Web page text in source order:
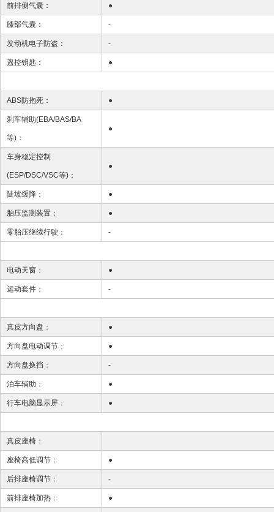
前排侧气囊： ●
膝部气囊： -
发动机电子防盗： -
遥控钥匙： ●
ABS防抱死： ●
刹车辅助(EBA/BAS/BA
等)：
●
车身稳定控制
(ESP/DSC/VSC等)：
●
陡坡缓降： ●
胎压监测装置： ●
零胎压继续行驶： -
电动天窗： ●
运动套件： -
真皮方向盘： ●
方向盘电动调节： ●
方向盘换挡： -
泊车辅助： ●
行车电脑显示屏： ●
真皮座椅：
座椅高低调节： ●
后排座椅调节： -
前排座椅加热： ●